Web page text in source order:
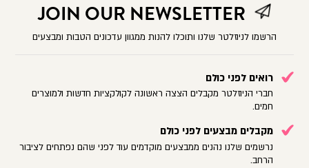
JOIN OUR NEWSLETTER
הרשמו לניוזלטר שלנו ותוכלו להנות ממגוון עדכונים הטבות ומבצעים
רואים לפני כולם
חברי הניוזלטר מקבלים הצצה ראשונה לקולקציות חדשות ולמוצרים
חמים.
מקבלים מבצעים לפני כולם
נרשמים שלנו נהנים ממבצעים מוקדמים עוד לפני שהם נפתחים לציבור
הרחב.